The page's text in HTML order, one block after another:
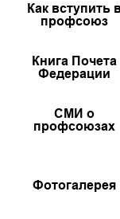
Как вступить
профсоюз
Книга Почета
Федерации
СМИ о
профсоюзах
Фотогалерея